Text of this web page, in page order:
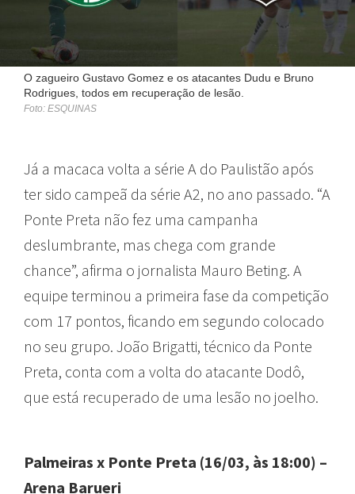
O zagueiro Gustavo Gomez e os atacantes Dudu e Bruno
Rodrigues, todos em recuperação de lesão.
Foto: ESQUINAS
Já a macaca volta a série A do Paulistão após
ter sido campeã da série A2, no ano passado. “A
Ponte Preta não fez uma campanha
deslumbrante, mas chega com grande
chance”, afirma o jornalista Mauro Beting. A
equipe terminou a primeira fase da competição
com 17 pontos, ficando em segundo colocado
no seu grupo. João Brigatti, técnico da Ponte
Preta, conta com a volta do atacante Dodô,
que está recuperado de uma lesão no joelho.
Palmeiras x Ponte Preta (16/03, às 18:00) –
Arena Barueri